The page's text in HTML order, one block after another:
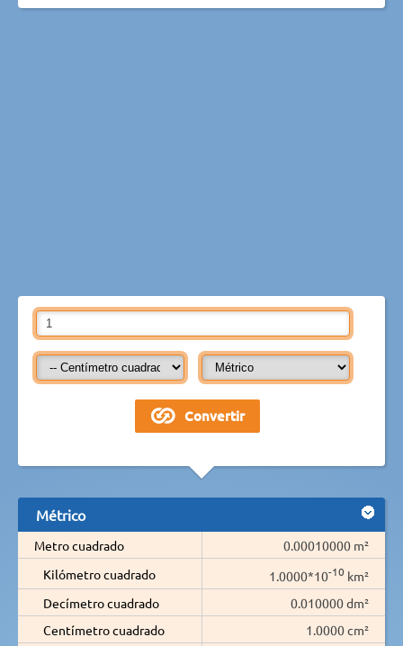
Métrico
Metro cuadrado
0.00010000 m²
Kilómetro cuadrado
1.0000*10-10 km²
Decímetro cuadrado
0.010000 dm²
Centímetro cuadrado
1.0000 cm²